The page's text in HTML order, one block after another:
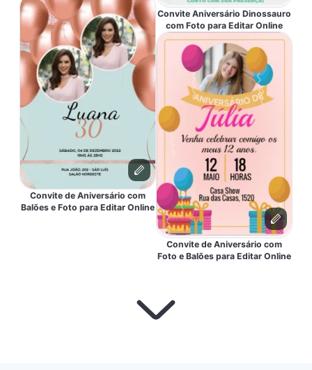
Convite de Aniversário com
Balões e Foto para Editar Online
Convite Aniversário Dinossauro
com Foto para Editar Online
Convite de Aniversário com
Foto e Balões para Editar Online